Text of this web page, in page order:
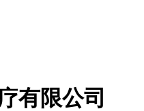
有限公司